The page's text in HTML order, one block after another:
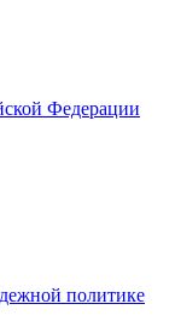
Федерации
политике